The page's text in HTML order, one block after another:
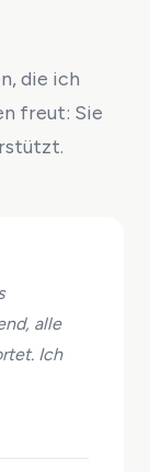
die ich
freut: Sie
alle
Ich